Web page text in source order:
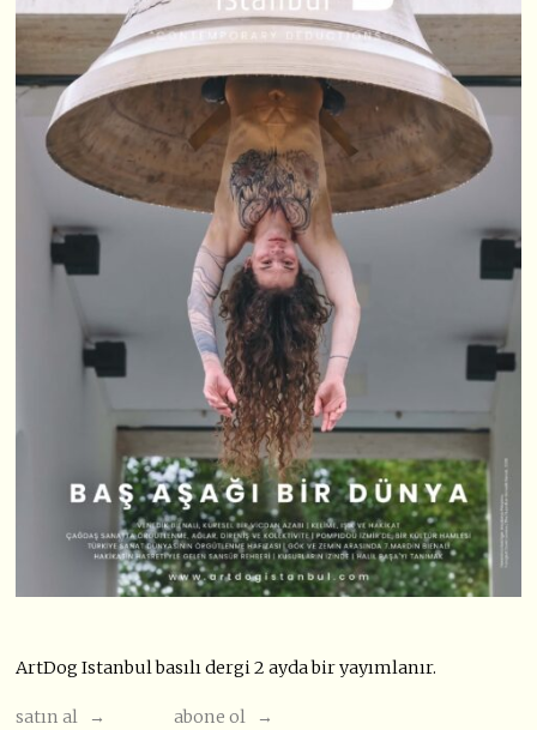
ArtDog Istanbul basılı dergi 2 ayda bir yayımlanır.
satın al → abone ol →